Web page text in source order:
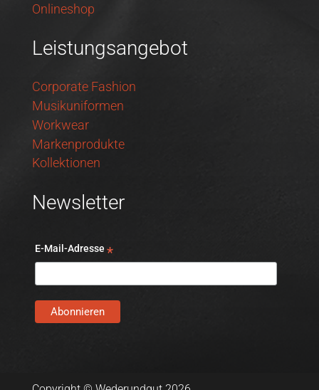
Onlineshop
Leistungsangebot
Corporate Fashion
Musikuniformen
Workwear
Markenprodukte
Kollektionen
Newsletter
E-Mail-Adresse *